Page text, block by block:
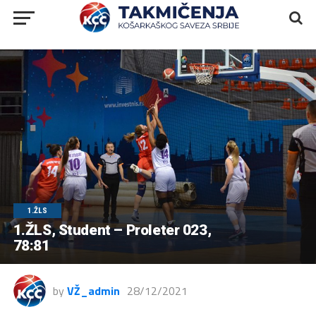
1.ŽLS
1.ŽLS, Student – Proleter 023,
78:81
by VŽ_admin 28/12/2021